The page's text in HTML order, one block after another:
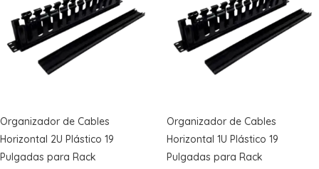
Organizador de Cables
Horizontal 2U Plástico 19
Pulgadas para Rack
Organizador de Cables
Horizontal 1U Plástico 19
Pulgadas para Rack